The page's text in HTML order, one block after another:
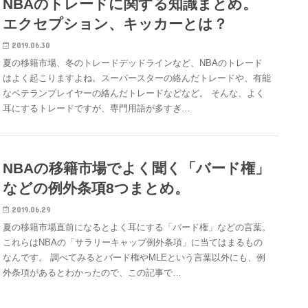
NBAのトレードに関する知識まとめ。
エクセプション、キッカーとは？
2019.06.30
夏の移籍市場、冬のトレードデッドラインなど、NBAのトレード
はよく起こりますよね。スーパースターの絡んだトレードや、有能
なベテランプレイヤーの絡んだトレードなどなど。 そんな、よく
耳にするトレードですが、専門用語が多すぎ…
NBAの移籍市場でよく聞く「バード権」
などの例外条項8つまとめ。
2019.06.29
夏の移籍市場直前になるとよく耳にする「バード権」などの言葉。
これらはNBAの「サラリーキャップ例外条項」に当てはまるもの
なんです。 調べてみるとバード権やMLEという言葉以外にも、例
外条項があるとわかったので、この記事で…